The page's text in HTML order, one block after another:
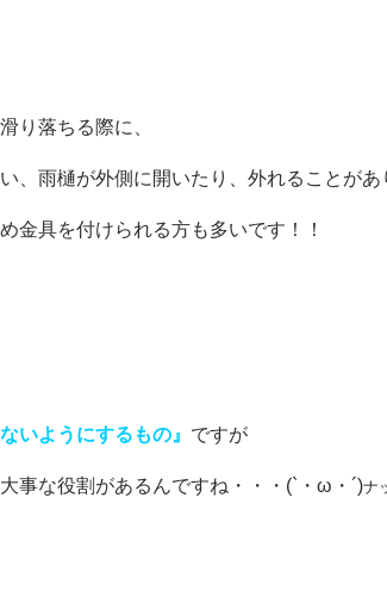
り落ちる際に、
、雨樋が外側に開いたり、外れることがあ
金具を付けられる方も多いです！！
いようにするもの』 ですが
事な役割があるんですね・・・(`・ω・´)ナ